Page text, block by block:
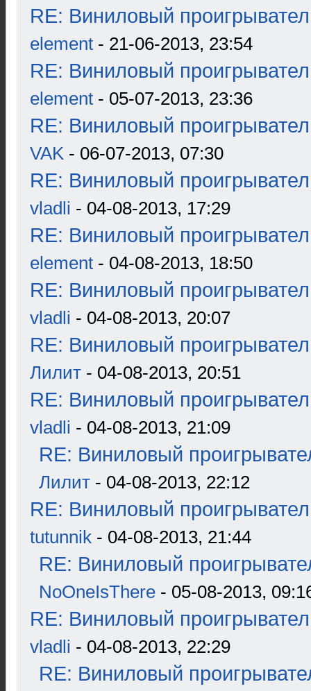
RE: Виниловый
element - 21-06-2013, 23:54
RE: Виниловый
element - 05-07-2013, 23:36
RE: Виниловый
VAK - 06-07-2013, 07:30
RE: Виниловый
vladli - 04-08-2013, 17:29
RE: Виниловый
element - 04-08-2013, 18:50
RE: Виниловый
vladli - 04-08-2013, 20:07
RE: Виниловый
Лилит - 04-08-2013, 20:51
RE: Виниловый
vladli - 04-08-2013, 21:09
RE: Виниловый
Лилит - 04-08-2013, 22:12
RE: Виниловый
tutunnik - 04-08-2013, 21:44
RE: Виниловый
NoOneIsThere - 05-08-2013,
RE: Виниловый
vladli - 04-08-2013, 22:29
RE: Виниловый